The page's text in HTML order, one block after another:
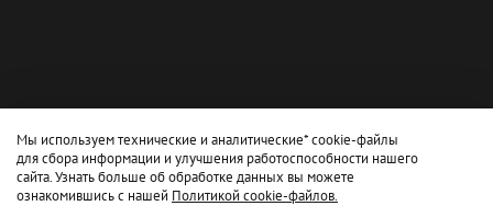
Мы используем технические и аналитические* cookie-файлы
для сбора информации и улучшения работоспособности нашего
сайта. Узнать больше об обработке данных вы можете
ознакомившись с нашей Политикой cookie-файлов.